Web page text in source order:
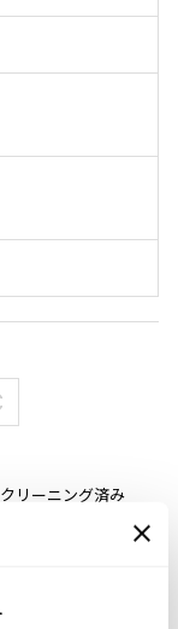
リーニング済み